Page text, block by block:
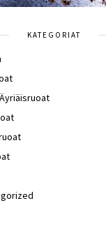
KATEGORIAT